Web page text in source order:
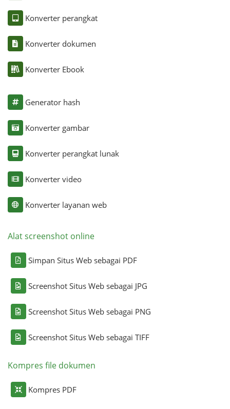
Konverter perangkat
Konverter dokumen
Konverter Ebook
Generator hash
Konverter gambar
Konverter perangkat lunak
Konverter video
Konverter layanan web
Alat screenshot online
Simpan Situs Web sebagai PDF
Screenshot Situs Web sebagai JPG
Screenshot Situs Web sebagai PNG
Screenshot Situs Web sebagai TIFF
Kompres file dokumen
Kompres PDF